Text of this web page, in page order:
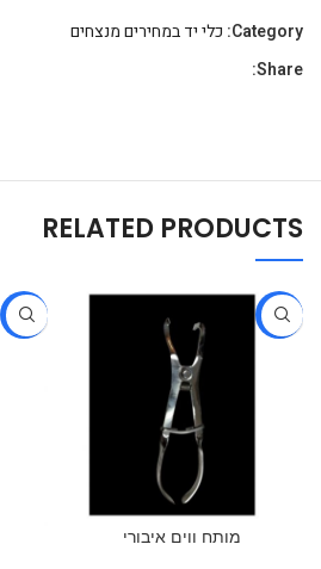
Category: כלי יד במחירים מנצחים
Share:
RELATED PRODUCTS
-13%
מותח ווים איבורי
-25%